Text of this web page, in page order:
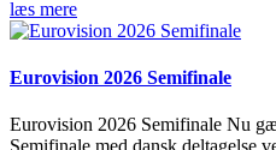
læs mere
Eurovision 2026 Semifinale
Eurovision 2026 Semifinale Nu